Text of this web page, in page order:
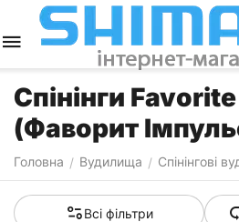
Спінінги
(Фаворит
Головна / Вудилища / Спінінгові
Всі фільтри